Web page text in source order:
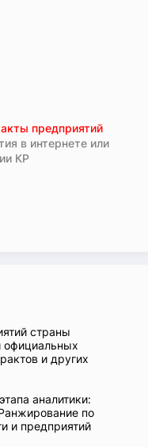
предприятий
в интернете или
КР
страны
официальных
и других
аналитики:
по
и предприятий